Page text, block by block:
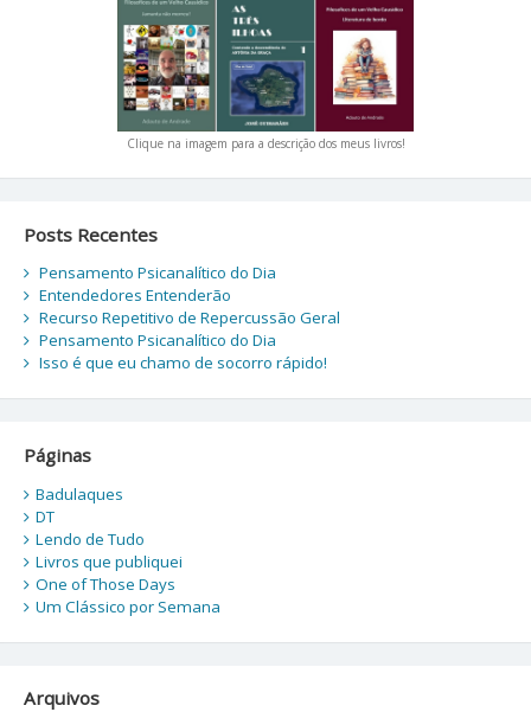
Clique na imagem para a descrição dos meus livros!
Posts Recentes
Pensamento Psicanalítico do Dia
Entendedores Entenderão
Recurso Repetitivo de Repercussão Geral
Pensamento Psicanalítico do Dia
Isso é que eu chamo de socorro rápido!
Páginas
Badulaques
DT
Lendo de Tudo
Livros que publiquei
One of Those Days
Um Clássico por Semana
Arquivos